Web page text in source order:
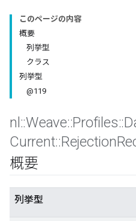
このページの内容
概要
列挙型
クラス
列挙型
@119
nl ::Weave::Profiles::
Current::Rejection
概要
列挙型